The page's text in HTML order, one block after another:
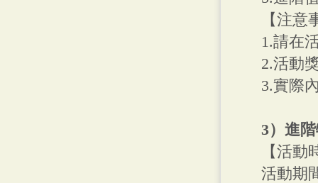
【注意
1.請在
2.活動
3.實際
3）進
【活動
活動期